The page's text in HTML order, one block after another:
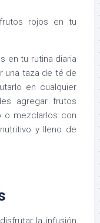
rojos en tu
en tu rutina diaria
una taza de té de
en cualquier
agregar frutos
o mezclarlos con
y lleno de
la infusión